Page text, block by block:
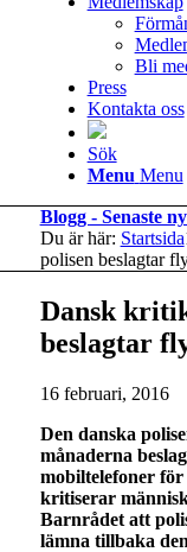
Bli
Press
Kontakta oss
Sök
Menu Menu
Blogg - Senaste
Du är här: Startsida
polisen beslagtar
Dansk
beslagtar
16 februari, 2016
Den danska
månaderna
mobiltelefoner
kritiserar
Barnrådet att
lämna tillbaka